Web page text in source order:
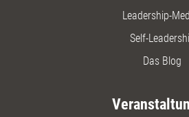
Leadership-
Self-
Das Blog